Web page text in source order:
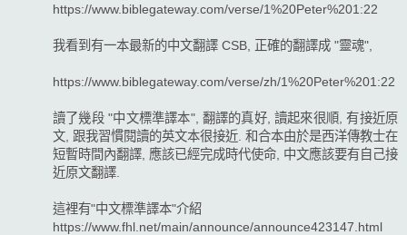
https://www.biblegateway.com/verse/1%20Peter%201:22
我看到有一本最新的中文翻譯 CSB, 正確的翻譯成 "靈魂",
https://www.biblegateway.com/verse/zh/1%20Peter%201:22
讀了幾段 "中文標準譯本", 翻譯的真好, 讀起來很順, 有接近原
文, 跟我習慣閱讀的英文本很接近. 和合本由於是西洋傳教士在
短暫時間內翻譯, 應該已經完成時代使命, 中文應該要有自己接
近原文翻譯.
這裡有"中文標準譯本"介紹
https://www.fhl.net/main/announce/announce423147.html